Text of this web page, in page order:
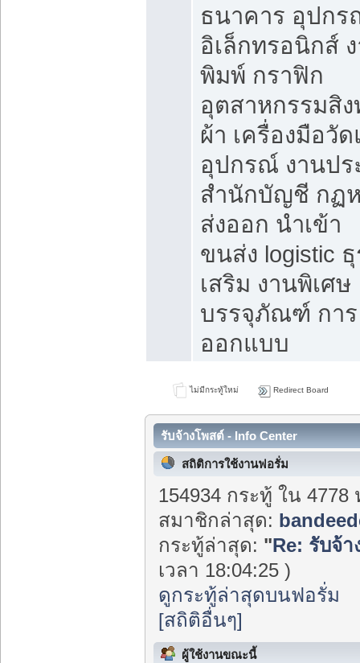
ธนาคาร อุปก
อิเล็กทรอนิกส์
พิมพ์ กราฟิก
อุตสาหกรรมสิ
ผ้า เครื่องมือวั
อุปกรณ์ งานปร
สำนักบัญชี กฏ
ส่งออก นำเข้า
ขนส่ง logistic
เสริม งานพิเศษ
บรรจุภัณฑ์ การ
ออกแบบ
ไม่มีกระทู้ใหม่ Redirect Board
รับจ้างโพสต์ - Info Center
สถิติการใช้งานฟอรั่ม
154934 กระทู้ ใน
สมาชิกล่าสุด:
กระทู้ล่าสุด: "Re: รับจ้
เวลา 18:04:25 )
ดูกระทู้ล่าสุดบนฟอรั่ม
[สถิติอื่นๆ]
ผู้ใช้งานขณะนี้